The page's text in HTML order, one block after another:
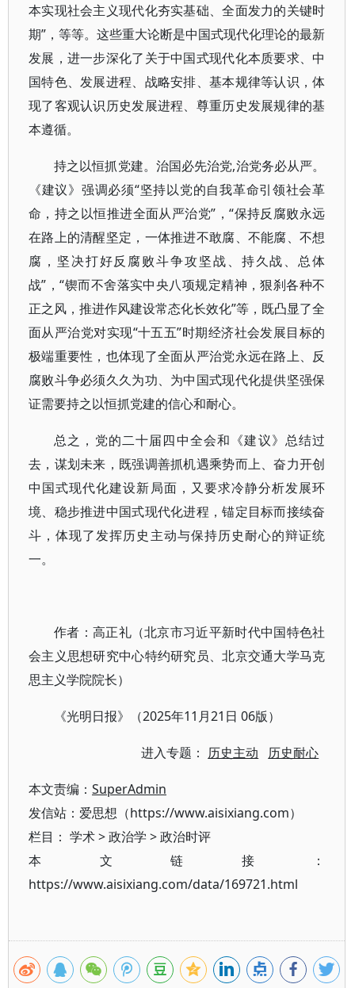
本实现社会主义现代化夯实基础、全面发力的关键时
期”，等等。这些重大论断是中国式现代化理论的最新
发展，进一步深化了关于中国式现代化本质要求、中
国特色、发展进程、战略安排、基本规律等认识，体
现了客观认识历史发展进程、尊重历史发展规律的基
本遵循。
持之以恒抓党建。治国必先治党,治党务必从严。
《建议》强调必须“坚持以党的自我革命引领社会革
命，持之以恒推进全面从严治党”，“保持反腐败永远
在路上的清醒坚定，一体推进不敢腐、不能腐、不想
腐，坚决打好反腐败斗争攻坚战、持久战、总体
战”，“锲而不舍落实中央八项规定精神，狠刹各种不
正之风，推进作风建设常态化长效化”等，既凸显了全
面从严治党对实现“十五五”时期经济社会发展目标的
极端重要性，也体现了全面从严治党永远在路上、反
腐败斗争必须久久为功、为中国式现代化提供坚强保
证需要持之以恒抓党建的信心和耐心。
总之，党的二十届四中全会和《建议》总结过
去，谋划未来，既强调善抓机遇乘势而上、奋力开创
中国式现代化建设新局面，又要求冷静分析发展环
境、稳步推进中国式现代化进程，锚定目标而接续奋
斗，体现了发挥历史主动与保持历史耐心的辩证统
一。
作者：高正礼（北京市习近平新时代中国特色社
会主义思想研究中心特约研究员、北京交通大学马克
思主义学院院长）
《光明日报》（2025年11月21日 06版）
进入专题： 历史主动 历史耐心
本文责编： SuperAdmin
发信站：爱思想（https://www.aisixiang.com）
栏目： 学术>政治学 >政治时评
本文链接：
https://www.aisixiang.com/data/169721.html